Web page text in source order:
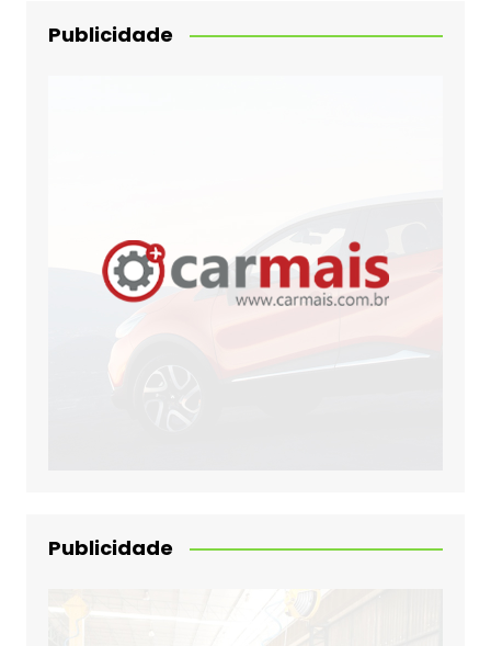
Publicidade
Publicidade